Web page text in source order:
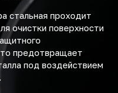
стальная проходит
очистки поверхности
предотвращает
под воздействием